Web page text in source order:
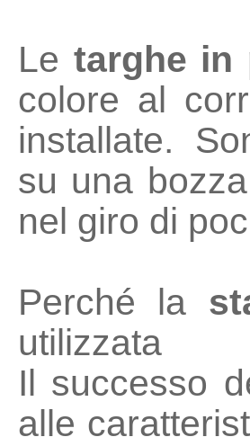
Le targhe in
colore al
installate.
su una
nel giro di
Perché la
utilizzata
Il successo
alle